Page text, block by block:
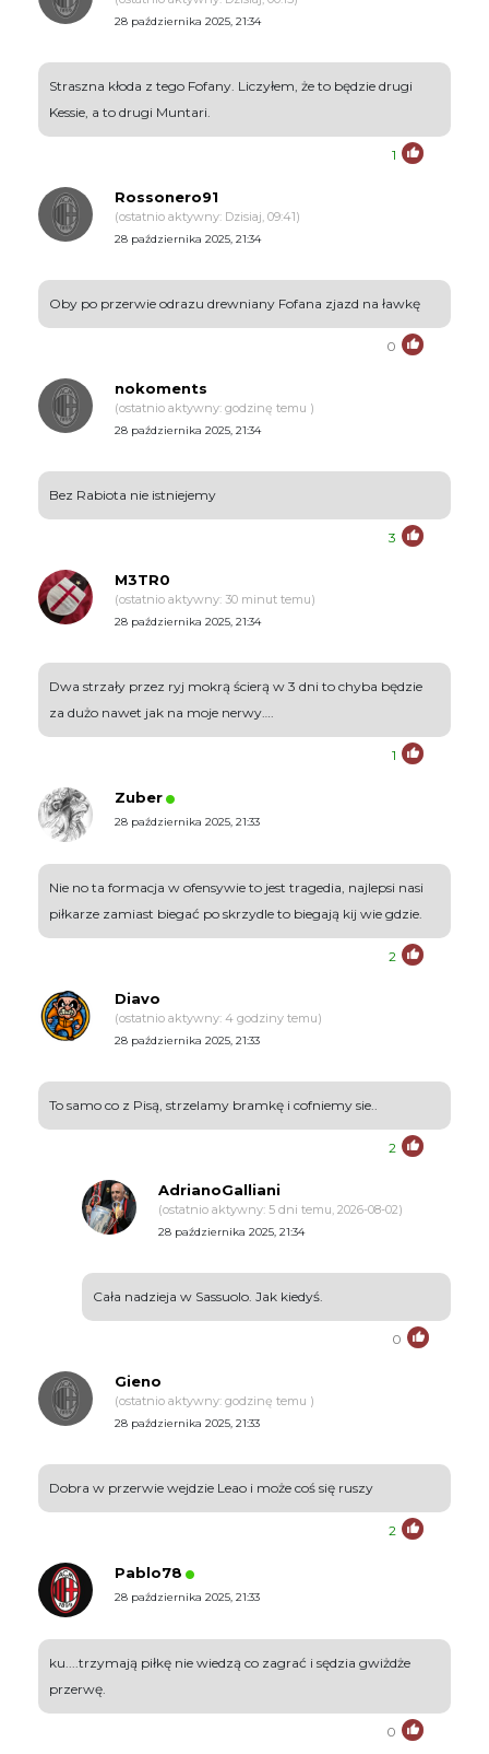
28 października 2025, 21:34
Straszna kłoda z tego Fofany. Liczyłem, że to będzie drugi
Kessie, a to drugi Muntari.
1
Rossonero91
(ostatnio aktywny: Dzisiaj, 09:41)
28 października 2025, 21:34
Oby po przerwie odrazu drewniany Fofana zjazd na ławkę
0
nokoments
(ostatnio aktywny: godzinę temu )
28 października 2025, 21:34
Bez Rabiota nie istniejemy
3
M3TR0
(ostatnio aktywny: 30 minut temu)
28 października 2025, 21:34
Dwa strzały przez ryj mokrą ścierą w 3 dni to chyba będzie
za dużo nawet jak na moje nerwy….
1
Zuber
28 października 2025, 21:33
Nie no ta formacja w ofensywie to jest tragedia, najlepsi nasi
piłkarze zamiast biegać po skrzydle to biegają kij wie gdzie.
2
Diavo
(ostatnio aktywny: 4 godziny temu)
28 października 2025, 21:33
To samo co z Pisą, strzelamy bramkę i cofniemy sie..
2
AdrianoGalliani
(ostatnio aktywny: 5 dni temu, 2026-08-02)
28 października 2025, 21:34
Cała nadzieja w Sassuolo. Jak kiedyś.
0
Gieno
(ostatnio aktywny: godzinę temu )
28 października 2025, 21:33
Dobra w przerwie wejdzie Leao i może coś się ruszy
2
Pablo78
28 października 2025, 21:33
ku....trzymają piłkę nie wiedzą co zagrać i sędzia gwiżdże
przerwę.
0